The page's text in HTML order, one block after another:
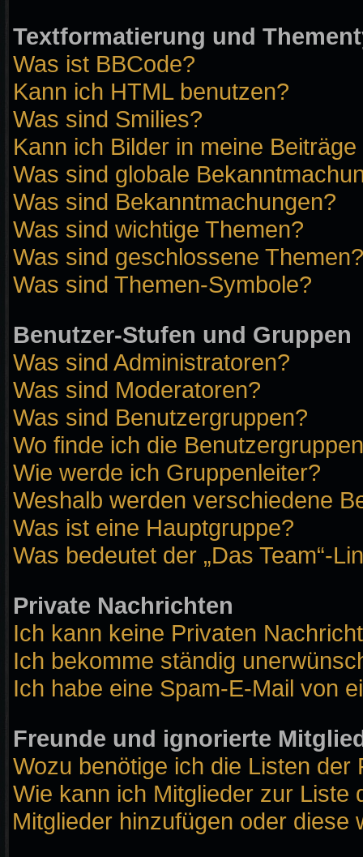
Textformatierung und
Was ist BBCode?
Kann ich HTML benutzen?
Was sind Smilies?
Kann ich Bilder in meine
Was sind globale
Was sind Bekanntmachungen?
Was sind wichtige Themen?
Was sind geschlossene Themen?
Was sind Themen-Symbole?
Benutzer-Stufen und Gruppen
Was sind Administratoren?
Was sind Moderatoren?
Was sind Benutzergruppen?
Wo finde ich die
Wie werde ich Gruppenleiter?
Weshalb werden verschiedene
Was ist eine Hauptgruppe?
Was bedeutet der „Das Team“-
Private Nachrichten
Ich kann keine Privaten
Ich bekomme ständig
Ich habe eine Spam-E-Mail von
Freunde und ignorierte
Wozu benötige ich die Listen
Wie kann ich Mitglieder zur
Mitglieder hinzufügen oder